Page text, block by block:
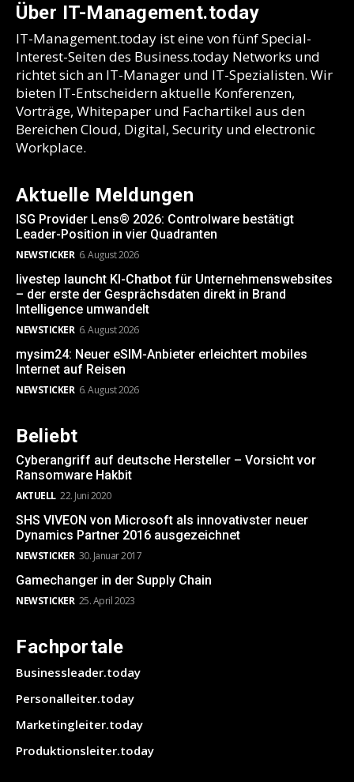
Über IT-Management.today
IT-Management.today ist eine von fünf Special-
Interest-Seiten des Business.today Networks und
richtet sich an IT-Manager und IT-Spezialisten. Wir
bieten IT-Entscheidern aktuelle Konferenzen,
Vorträge, Whitepaper und Fachartikel aus den
Bereichen Cloud, Digital, Security und electronic
Workplace.
Aktuelle Meldungen
ISG Provider Lens® 2026: Controlware bestätigt
Leader-Position in vier Quadranten
NEWSTICKER 6. August 2026
livestep launcht KI-Chatbot für Unternehmenswebsites
– der erste der Gesprächsdaten direkt in Brand
Intelligence umwandelt
NEWSTICKER 6. August 2026
mysim24: Neuer eSIM-Anbieter erleichtert mobiles
Internet auf Reisen
NEWSTICKER 6. August 2026
Beliebt
Cyberangriff auf deutsche Hersteller – Vorsicht vor
Ransomware Hakbit
AKTUELL 22. Juni 2020
SHS VIVEON von Microsoft als innovativster neuer
Dynamics Partner 2016 ausgezeichnet
NEWSTICKER 30. Januar 2017
Gamechanger in der Supply Chain
NEWSTICKER 25. April 2023
Fachportale
Businessleader.today
Personalleiter.today
Marketingleiter.today
Produktionsleiter.today